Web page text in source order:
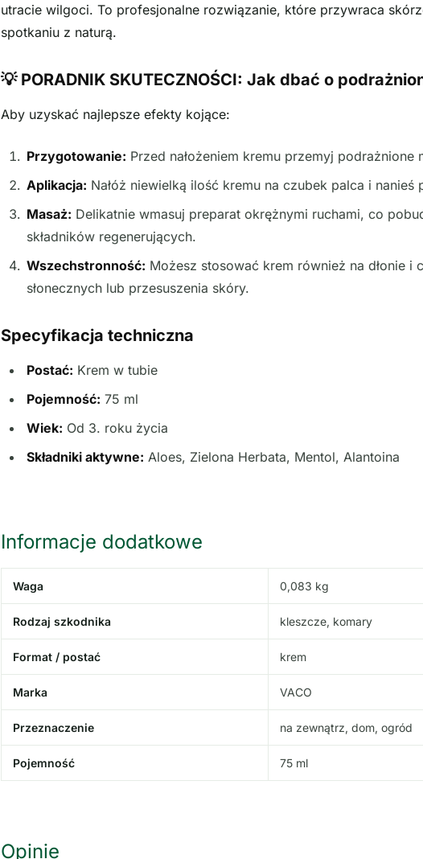
utracie wilgoci. To profesjonalne rozwiązanie, które przywraca
spotkaniu z naturą.
💡 PORADNIK SKUTECZNOŚCI: Jak dbać o
Aby uzyskać najlepsze efekty kojące:
Przygotowanie: Przed nałożeniem kremu przemyj podrażnione
Aplikacja: Nałóż niewielką ilość kremu na czubek palca i nanieś
Masaż: Delikatnie wmasuj preparat okrężnymi ruchami, co
składników regenerujących.
Wszechstronność: Możesz stosować krem również na dłonie
słonecznych lub przesuszenia skóry.
Specyfikacja techniczna
Postać: Krem w tubie
Pojemność: 75 ml
Wiek: Od 3. roku życia
Składniki aktywne: Aloes, Zielona Herbata, Mentol, Alantoina
Informacje dodatkowe
Waga 0,083 kg
Rodzaj szkodnika kleszcze, komary
Format / postać krem
Marka VACO
Przeznaczenie na zewnątrz, dom, ogród
Pojemność 75 ml
Opinie